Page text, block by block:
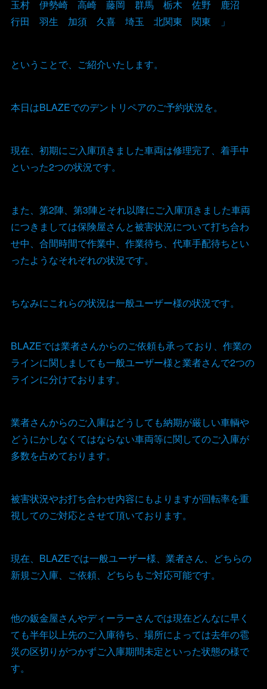
玉村 伊勢崎 高崎 藤岡 群馬 栃木 佐野 鹿沼
行田 羽生 加須 久喜 埼玉 北関東 関東 」
ということで、ご紹介いたします。
本日はBLAZEでのデントリペアのご予約状況を。
現在、初期にご入庫頂きました車両は修理完了、着手中
といった2つの状況です。
また、第2陣、第3陣とそれ以降にご入庫頂きました車両
につきましては保険屋さんと被害状況について打ち合わ
せ中、合間時間で作業中、作業待ち、代車手配待ちとい
ったようなそれぞれの状況です。
ちなみにこれらの状況は一般ユーザー様の状況です。
BLAZEでは業者さんからのご依頼も承っており、作業の
ラインに関しましても一般ユーザー様と業者さんで2つの
ラインに分けております。
業者さんからのご入庫はどうしても納期が厳しい車輌や
どうにかしなくてはならない車両等に関してのご入庫が
多数を占めております。
被害状況やお打ち合わせ内容にもよりますが回転率を重
視してのご対応とさせて頂いております。
現在、BLAZEでは一般ユーザー様、業者さん、どちらの
新規ご入庫、ご依頼、どちらもご対応可能です。
他の鈑金屋さんやディーラーさんでは現在どんなに早く
ても半年以上先のご入庫待ち、場所によっては去年の雹
災の区切りがつかずご入庫期間未定といった状態の様で
す。